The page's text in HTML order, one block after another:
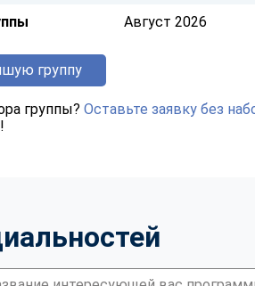
Август 2026
группу
группы? Оставьте заявку без